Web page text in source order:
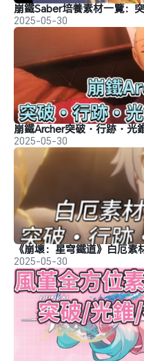
崩鐵Saber培養素材一覽：
2025-05-30
崩鐵Archer突破・行跡・光
2025-05-30
2025-05-30